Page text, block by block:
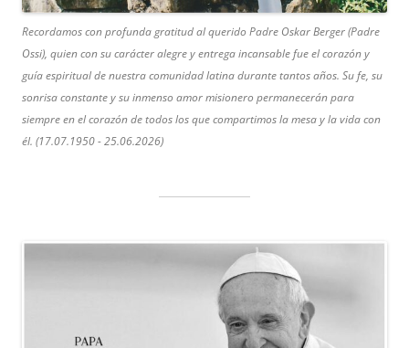
Recordamos con profunda gratitud al querido Padre Oskar Berger (Padre
Ossi), quien con su carácter alegre y entrega incansable fue el corazón y
guía espiritual de nuestra comunidad latina durante tantos años. Su fe, su
sonrisa constante y su inmenso amor misionero permanecerán para
siempre en el corazón de todos los que compartimos la mesa y la vida con
él. (17.07.1950 - 25.06.2026)